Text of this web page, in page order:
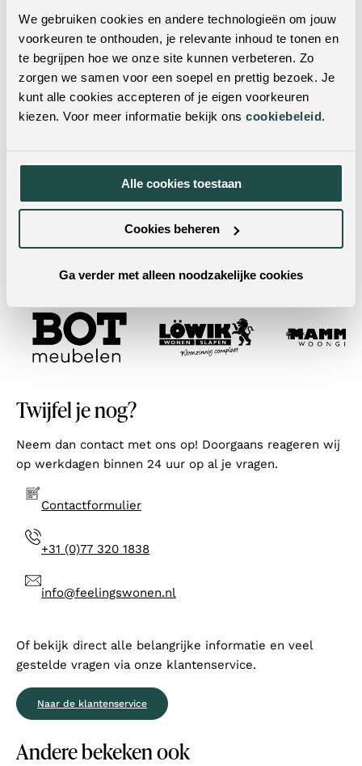
We gebruiken cookies en andere technologieën om jouw
voorkeuren te onthouden, je relevante inhoud te tonen en
te begrijpen hoe we onze site kunnen verbeteren. Zo
zorgen we samen voor een soepel en prettig bezoek. Je
kunt alle cookies accepteren of je eigen voorkeuren
kiezen. Voor meer informatie bekijk ons cookiebeleid.
Alle cookies toestaan
Cookies beheren
Ga verder met alleen noodzakelijke cookies
Verstelbare hoogte: Nee
Levertijd: 2-5 dagen levertijd
Wil je dit product in het echt zien?
Je kunt dit product ook in een van onze woonwinkels
bekijken. Met vestigingen door heel Nederland & België
is er altijd een winkel bij jou in de buurt! Door je
postcode of woonplaats in te vulling in de zoekbalk,
vind je met één klik de dichtstbijzijnde winkels.
Twijfel je nog?
Neem dan contact met ons op! Doorgaans reageren wij
op werkdagen binnen 24 uur op al je vragen.
Contactformulier
+31 (0)77 320 1838
info@feelingswonen.nl
Of bekijk direct alle belangrijke informatie en veel
gestelde vragen via onze klantenservice.
Naar de klantenservice
Andere bekeken ook